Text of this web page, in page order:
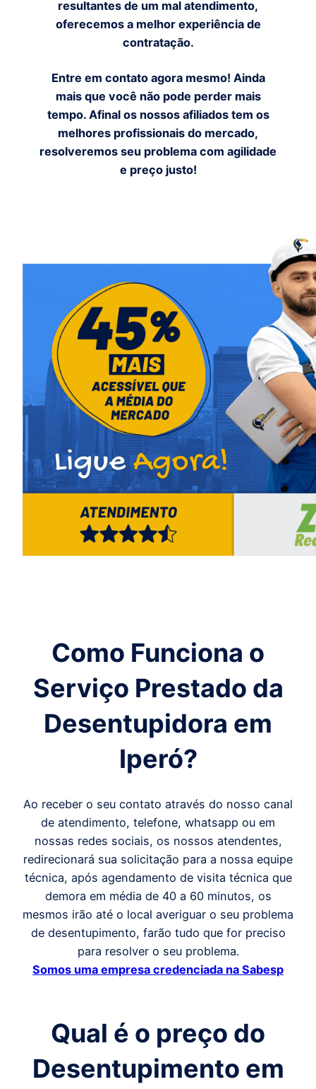
resultantes de um mal atendimento,
oferecemos a melhor experiência de
contratação.
Entre em contato agora mesmo! Ainda
mais que você não pode perder mais
tempo. Afinal os nossos afiliados tem os
melhores profissionais do mercado,
resolveremos seu problema com agilidade
e preço justo!
Como Funciona o
Serviço Prestado da
Desentupidora em
Iperó?
Ao receber o seu contato através do nosso canal
de atendimento, telefone, whatsapp ou em
nossas redes sociais, os nossos atendentes,
redirecionará sua solicitação para a nossa equipe
técnica, após agendamento de visita técnica que
demora em média de 40 a 60 minutos, os
mesmos irão até o local averiguar o seu problema
de desentupimento, farão tudo que for preciso
para resolver o seu problema.
Somos uma empresa credenciada na Sabesp
Qual é o preço do
Desentupimento em